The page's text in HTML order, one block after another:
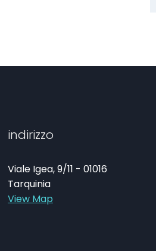
indirizzo
Viale Igea, 9/11 - 01016
Tarquinia
View Map